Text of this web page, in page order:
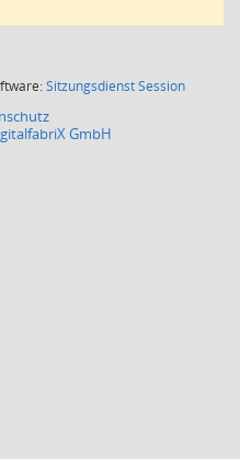
SitzungsdienstSession(Wird in
GmbH